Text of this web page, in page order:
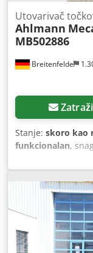
Breitenfelde
Utovarivač
Ahlmann
MB502886
Stanje: skoro kao
funkcionalan,
Godina
bezbednosna
hidraulika,
zadnje podizanje,
Djdpfxstrnf De
hidraulike,
Udobno sedište